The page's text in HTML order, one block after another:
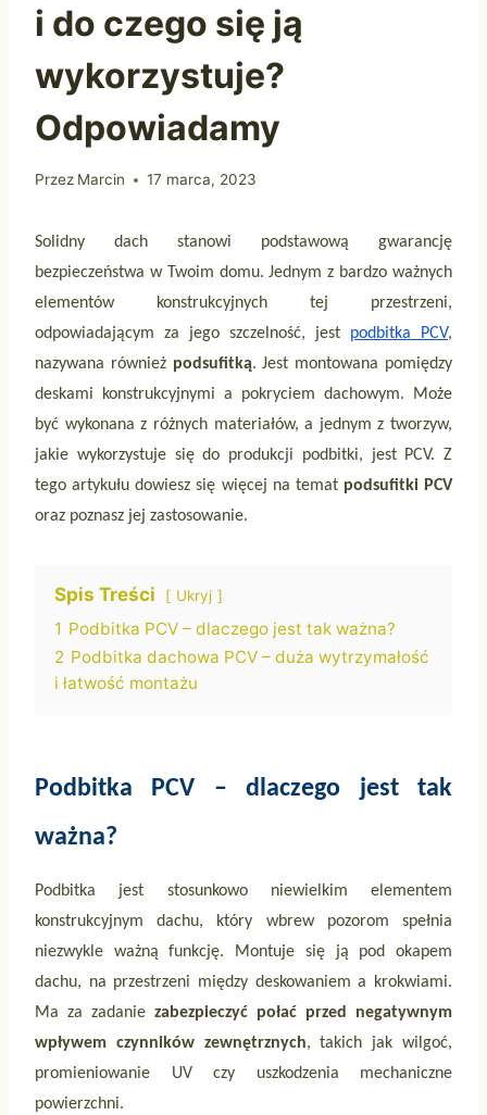
i do czego się ją
wykorzystuje?
Odpowiadamy
Przez Marcin 17 marca, 2023
Solidny dach stanowi podstawową gwarancję
bezpieczeństwa w Twoim domu. Jednym z bardzo ważnych
elementów konstrukcyjnych tej przestrzeni,
odpowiadającym za jego szczelność, jest podbitka PCV,
nazywana również podsufitką. Jest montowana pomiędzy
deskami konstrukcyjnymi a pokryciem dachowym. Może
być wykonana z różnych materiałów, a jednym z tworzyw,
jakie wykorzystuje się do produkcji podbitki, jest PCV. Z
tego artykułu dowiesz się więcej na temat podsufitki PCV
oraz poznasz jej zastosowanie.
Spis Treści Ukryj
1 Podbitka PCV – dlaczego jest tak ważna?
2 Podbitka dachowa PCV – duża wytrzymałość
i łatwość montażu
Podbitka PCV – dlaczego jest tak
ważna?
Podbitka jest stosunkowo niewielkim elementem
konstrukcyjnym dachu, który wbrew pozorom spełnia
niezwykle ważną funkcję. Montuje się ją pod okapem
dachu, na przestrzeni między deskowaniem a krokwiami.
Ma za zadanie zabezpieczyć połać przed negatywnym
wpływem czynników zewnętrznych, takich jak wilgoć,
promieniowanie UV czy uszkodzenia mechaniczne
powierzchni.